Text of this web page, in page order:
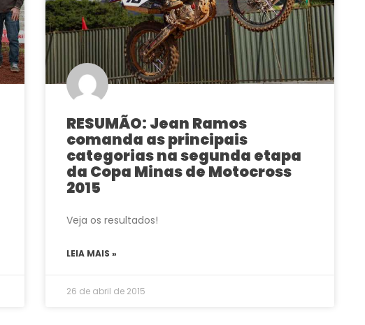
RESUMÃO: Jean Ramos
comanda as principais
categorias na segunda etapa
da Copa Minas de Motocross
2015
Veja os resultados!
LEIA MAIS »
26 de abril de 2015